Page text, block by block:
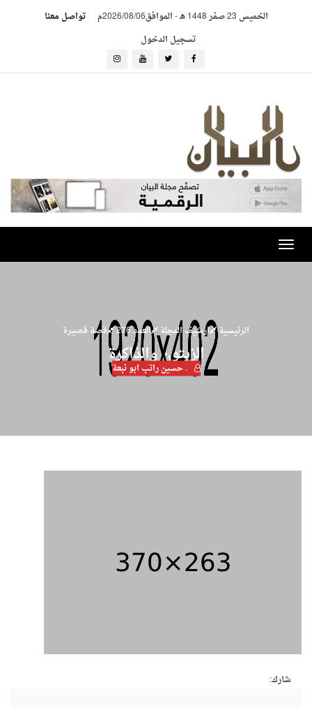
الخميس 23 صفر 1448 هـ -الموافق2026/08/06م
تواصل معنا
تسجيل الدخول
Toggle
navigation
الرئيسية ارشيف المجلة العدد 276 قصة قصيرة
الزيتون والذاكرة
. حسين راتب ابو نبعة
شارك: